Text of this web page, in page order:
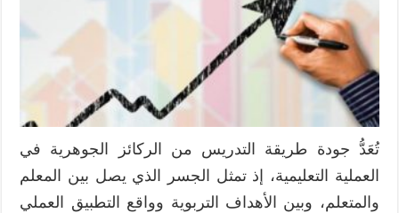
العملية
التعليمية
مغلقة
تُعَدُّ جودة طريقة التدريس من الركائز الجوهرية في
العملية التعليمية، إذ تمثل الجسر الذي يصل بين المعلم
والمتعلم، وبين الأهداف التربوية وواقع التطبيق العملي